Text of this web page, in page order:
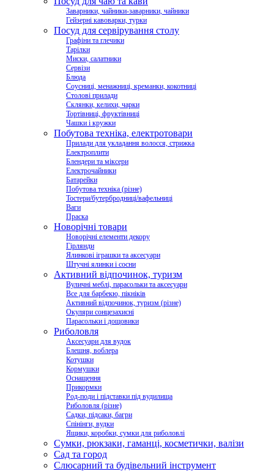
Заварники, чайники-заварники, чайники
Гейзерні кавоварки, турки
Посуд для сервірування столу
Графіни та глечики
Тарілки
Миски, салатники
Сервізи
Блюда
Соусниці, менажниці, креманки, кокотниці
Столові прилади
Склянки, келихи, чарки
Тортівниці, фруктівниці
Чашки і кружки
Побутова техніка, електротовари
Прилади для укладання волосся, стрижка
Електроплити
Блендери та міксери
Електрочайники
Батарейки
Побутова техніка (різне)
Тостери/бутербродниці/вафельниці
Ваги
Праска
Новорічні товари
Новорічні елементи декору
Гірлянди
Ялинкові іграшки та аксесуари
Штучні ялинки і сосни
Активний відпочинок, туризм
Вуличні меблі, парасольки та аксесуари
Все для барбекю, пікніків
Активний відпочинок, туризм (різне)
Окуляри сонцезахисні
Парасольки і дощовики
Риболовля
Аксесуари для вудок
Блешня, воблера
Котушки
Кормушки
Оснащення
Прикормки
Род-поди і підставки під вудилища
Риболовля (різне)
Садки, підсаки, багри
Спінінги, вудки
Ящики, коробки, сумки для риболовлі
Сумки, рюкзаки, гаманці, косметички, валізи
Сад та город
Слюсарний та будівельний інструмент